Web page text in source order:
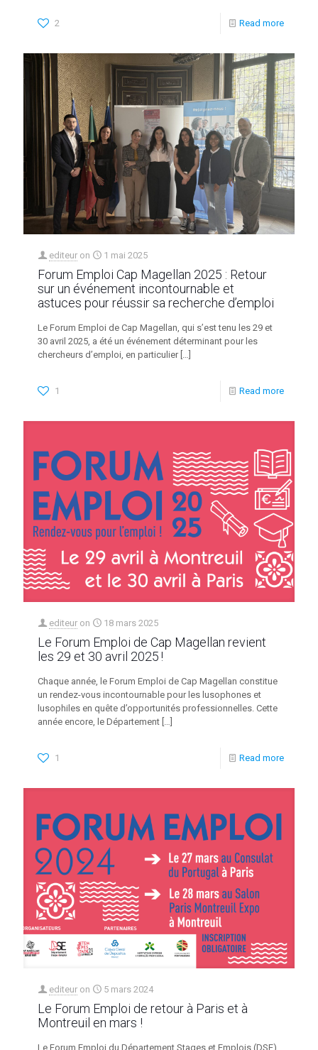
2 Read more
editeur on 1 mai 2025
Forum Emploi Cap Magellan 2025 : Retour
sur un événement incontournable et
astuces pour réussir sa recherche d’emploi
Le Forum Emploi de Cap Magellan, qui s’est tenu les 29 et
30 avril 2025, a été un événement déterminant pour les
chercheurs d’emploi, en particulier[…]
1 Read more
editeur on 18 mars 2025
Le Forum Emploi de Cap Magellan revient
les 29 et 30 avril 2025 !
Chaque année, le Forum Emploi de Cap Magellan constitue
un rendez-vous incontournable pour les lusophones et
lusophiles en quête d’opportunités professionnelles. Cette
année encore, le Département […]
1 Read more
editeur on 5 mars 2024
Le Forum Emploi de retour à Paris et à
Montreuil en mars !
Le Forum Emploi du Département Stages et Emplois (DSE)